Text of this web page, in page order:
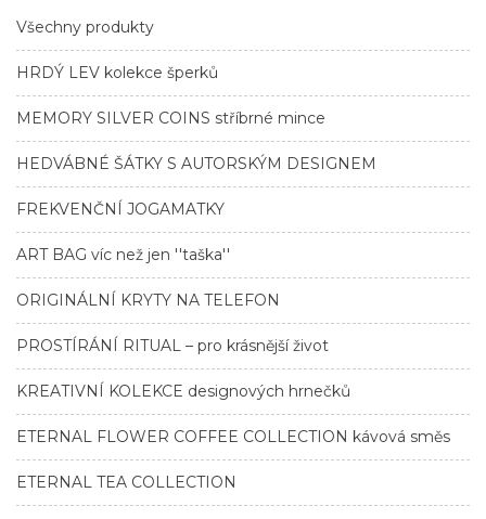
Všechny produkty
HRDÝ LEV kolekce šperků
MEMORY SILVER COINS stříbrné mince
HEDVÁBNÉ ŠÁTKY S AUTORSKÝM DESIGNEM
FREKVENČNÍ JOGAMATKY
ART BAG víc než jen ''taška''
ORIGINÁLNÍ KRYTY NA TELEFON
PROSTÍRÁNÍ RITUAL – pro krásnější život
KREATIVNÍ KOLEKCE designových hrnečků
ETERNAL FLOWER COFFEE COLLECTION kávová směs
ETERNAL TEA COLLECTION